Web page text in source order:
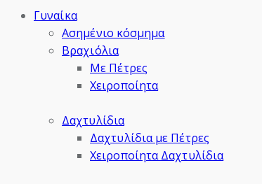
Γυναίκα
Ασημένιο κόσμημα
Βραχιόλια
Με Πέτρες
Χειροποίητα
Δαχτυλίδια
Δαχτυλίδια με Πέτρες
Χειροποίητα Δαχτυλίδια